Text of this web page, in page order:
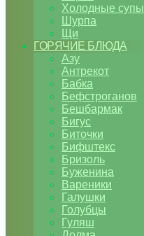
Холодные супы
Шурпа
Щи
ГОРЯЧИЕ БЛЮДА
Азу
Антрекот
Бабка
Бефстроганов
Бешбармак
Бигус
Биточки
Бифштекс
Бризоль
Буженина
Вареники
Галушки
Голубцы
Гуляш